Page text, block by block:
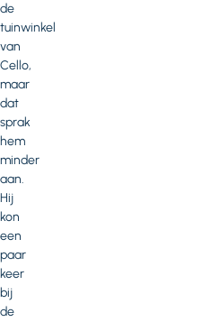
de
tuinwinkel
van
Cello,
maar
dat
sprak
hem
minder
aan.
Hij
kon
een
paar
keer
bij
de